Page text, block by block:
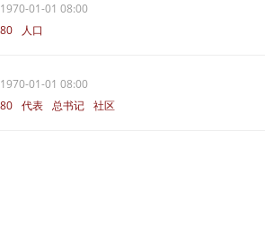
1970-01-01 08:00
80
人口
1970-01-01 08:00
80 代表 总书记 社区